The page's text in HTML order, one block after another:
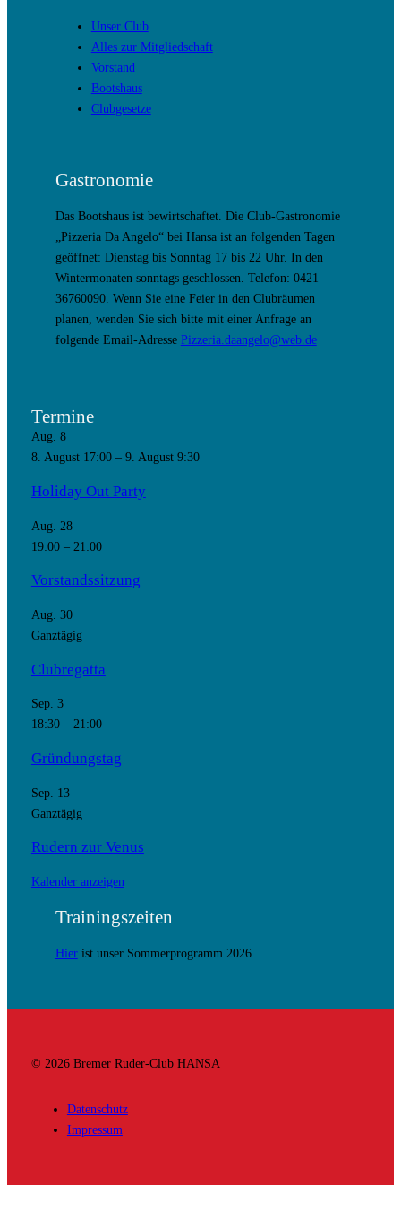
Unser Club
Alles zur Mitgliedschaft
Vorstand
Bootshaus
Clubgesetze
Gastronomie
Das Bootshaus ist bewirtschaftet. Die Club-Gastronomie
„Pizzeria Da Angelo“ bei Hansa ist an folgenden Tagen
geöffnet: Dienstag bis Sonntag 17 bis 22 Uhr. In den
Wintermonaten sonntags geschlossen. Telefon: 0421
36760090. Wenn Sie eine Feier in den Clubräumen
planen, wenden Sie sich bitte mit einer Anfrage an
folgende Email-Adresse Pizzeria.daangelo@web.de
Termine
Aug. 8
8. August 17:00– 9. August 9:30
Holiday Out Party
Aug. 28
19:00– 21:00
Vorstandssitzung
Aug. 30
Ganztägig
Clubregatta
Sep. 3
18:30– 21:00
Gründungstag
Sep. 13
Ganztägig
Rudern zur Venus
Kalender anzeigen
Trainingszeiten
Hierist unser Sommerprogramm 2026
© 2026 Bremer Ruder-Club HANSA
Datenschutz
Impressum